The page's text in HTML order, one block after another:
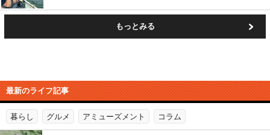
もっとみる
最新のライフ記事
暮らし グルメ アミューズメント コラム